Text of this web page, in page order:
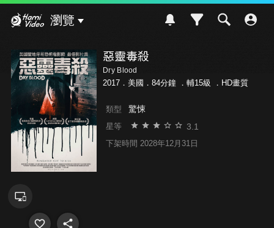
瀏覽
惡靈毒殺
Dry Blood
2017．美國．84分鐘 ． 輔15級 ．HD畫質
類型 驚悚
星等 3.1
下架時間 2028年12月31日